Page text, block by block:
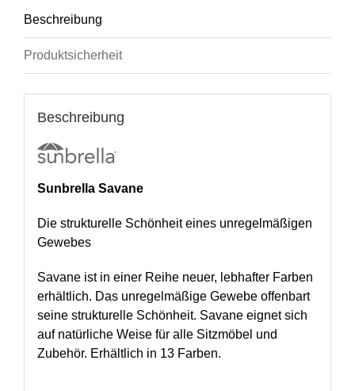
Beschreibung
Produktsicherheit
Beschreibung
Sunbrella Savane
Die strukturelle Schönheit eines unregelmäßigen
Gewebes
Savane ist in einer Reihe neuer, lebhafter Farben
erhältlich. Das unregelmäßige Gewebe offenbart
seine strukturelle Schönheit. Savane eignet sich
auf natürliche Weise für alle Sitzmöbel und
Zubehör. Erhältlich in 13 Farben.